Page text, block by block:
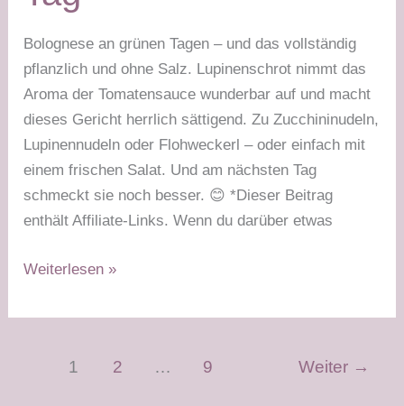
Bolognese an grünen Tagen – und das vollständig
pflanzlich und ohne Salz. Lupinenschrot nimmt das
Aroma der Tomatensauce wunderbar auf und macht
dieses Gericht herrlich sättigend. Zu Zucchininudeln,
Lupinennudeln oder Flohweckerl – oder einfach mit
einem frischen Salat. Und am nächsten Tag
schmeckt sie noch besser. 😊 *Dieser Beitrag
enthält Affiliate-Links. Wenn du darüber etwas
Vegane
Bolognese
Weiterlesen »
1 2 … 9 Weiter →